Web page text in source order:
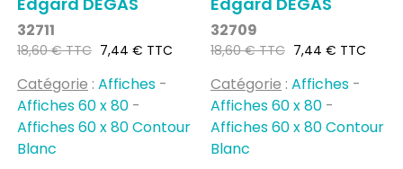
32711
Prix
18,60 € TTC Prix
7,44 € TTC
Catégorie : Affiches -
Affiches 60 x 80 -
Affiches 60 x 80 Contour
Blanc
32709
Prix
18,60 € TTC Prix
7,44 € TTC
Catégorie : Affiches -
Affiches 60 x 80 -
Affiches 60 x 80 Contour
Blanc